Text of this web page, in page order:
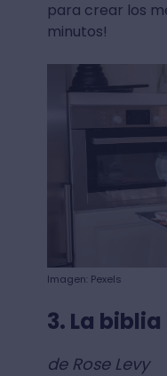
para crear los
minutos!
Imagen: Pexels
3. La
de Rose Levy